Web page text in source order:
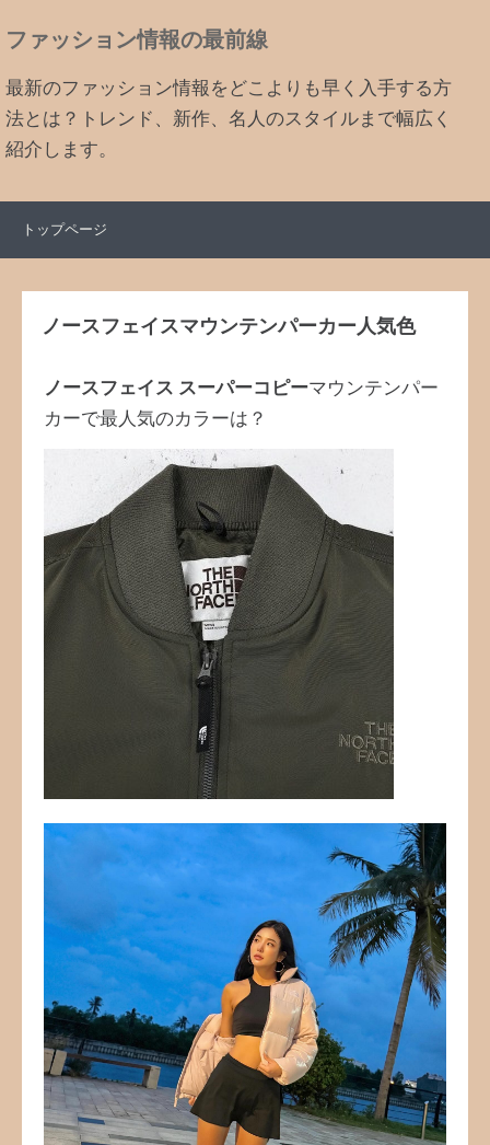
ファッション情報の最前線
最新のファッション情報をどこよりも早く入手する方
法とは？トレンド、新作、名人のスタイルまで幅広く
紹介します。
トップページ
ノースフェイスマウンテンパーカー人気色
ノースフェイス スーパーコピーマウンテンパー
カーで最人気のカラーは？